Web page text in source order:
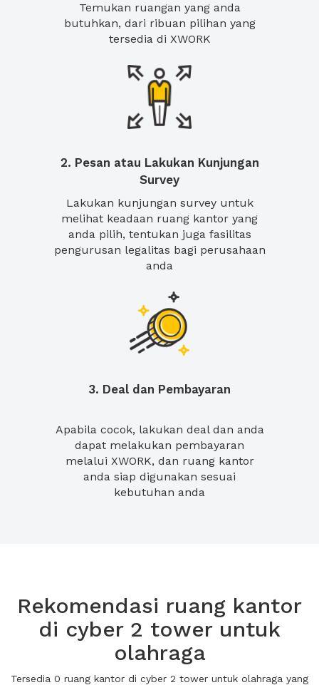
Temukan ruangan yang anda
butuhkan, dari ribuan pilihan yang
tersedia di XWORK
2. Pesan atau Lakukan Kunjungan
Survey
Lakukan kunjungan survey untuk
melihat keadaan ruang kantor yang
anda pilih, tentukan juga fasilitas
pengurusan legalitas bagi perusahaan
anda
3. Deal dan Pembayaran
Apabila cocok, lakukan deal dan anda
dapat melakukan pembayaran
melalui XWORK, dan ruang kantor
anda siap digunakan sesuai
kebutuhan anda
Rekomendasi ruang kantor
di cyber 2 tower untuk
olahraga
Tersedia 0 ruang kantor di cyber 2 tower untuk olahraga yang